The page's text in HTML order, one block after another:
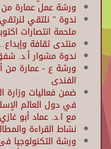
ورشة عمل عمارة من
ندوة " نلتقي
ملحمة انتصارات
منتدى ثقافة
ندوة مشوار أ.د.
الفندى
ضمن فعاليات وزارة
في دول العالم
مع ا.د. عماد أبو غازي
نشاط القراءة
ورشة التكنولوجيا